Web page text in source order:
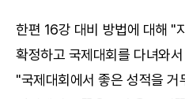
한편 16강 대비 방법에 대해 "
확정하고 국제대회를 다녀와
"국제대회에서 좋은 성적을 거